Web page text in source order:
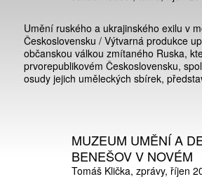
Umění ruského a ukrajinského exilu v
Československu / Výtvarná produkce
občanskou válkou zmítaného Ruska,
prvorepublikovém Československu,
osudy jejich uměleckých sbírek,
MUZEUM UMĚNÍ A
BENEŠOV V NOVÉM
Tomáš Klička zprávy říjen